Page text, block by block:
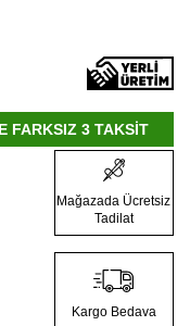
FARKSIZ 3 TAKSİT
Mağazada Ücretsiz
Tadilat
Kargo Bedava